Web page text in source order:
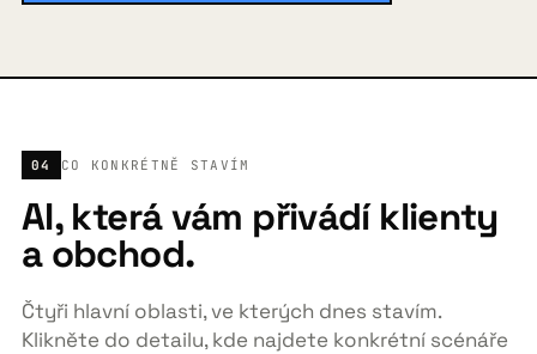
04 CO KONKRÉTNĚ STAVÍM
AI, která vám přivádí klienty
a obchod.
Čtyři hlavní oblasti, ve kterých dnes stavím.
Klikněte do detailu, kde najdete konkrétní scénáře